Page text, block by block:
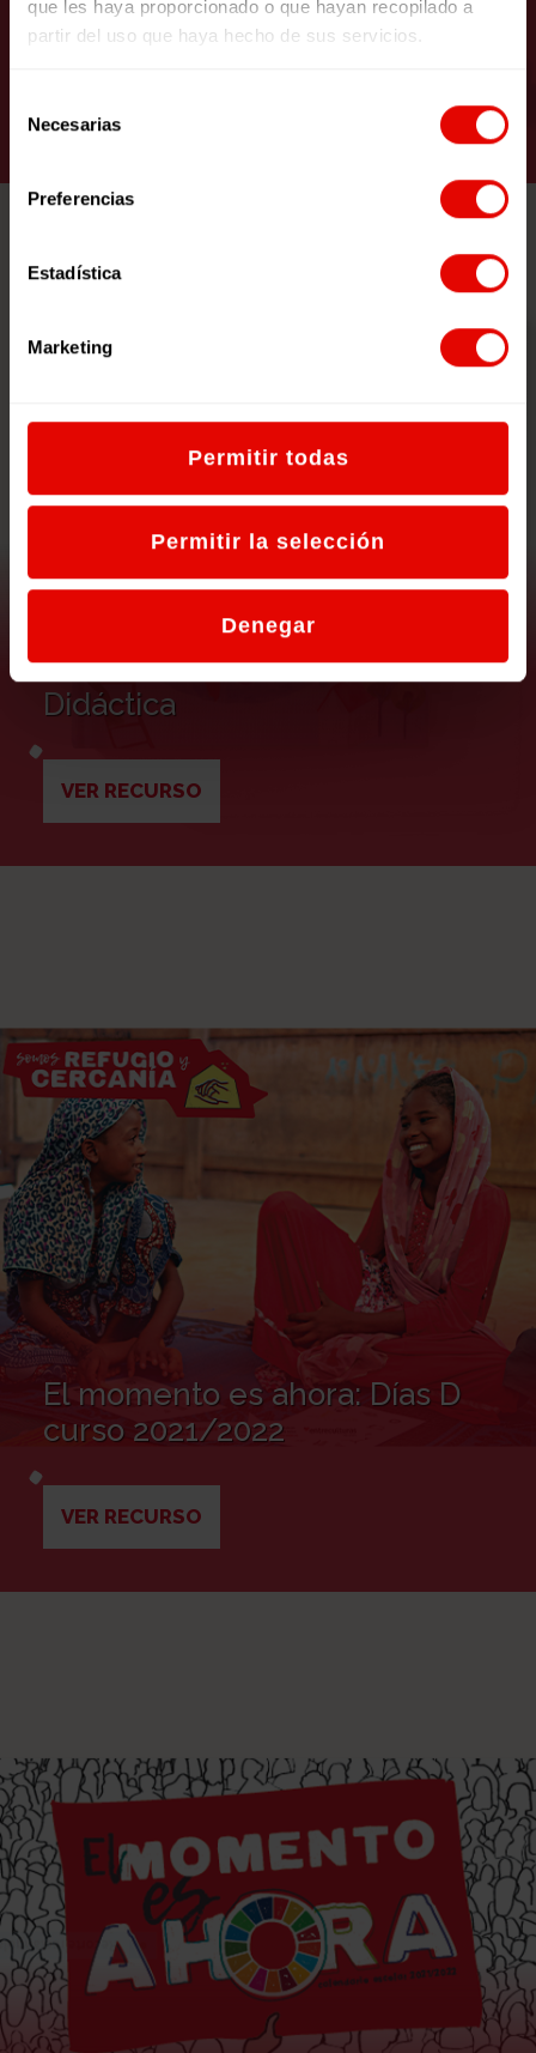
que les haya proporcionado o que hayan recopilado a
partir del uso que haya hecho de sus servicios.
Necesarias
Preferencias
Estadística
Marketing
Permitir todas
Permitir la selección
Denegar
Un Mundo de Cuento
Un Mundo de Cuento: Unidad
Didáctica
VER RECURSO
El momento es ahora: Días D
curso 2021/2022
VER RECURSO